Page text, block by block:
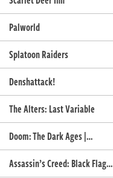
Palworld
Splatoon Raiders
Denshattack!
The Alters: Last Variable
Doom: The Dark Ages |…
Assassin’s Creed: Black Flag…